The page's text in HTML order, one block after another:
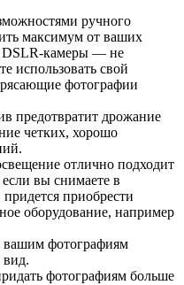
ручного
максимум от ваших
DSLR-камеры — не
использовать свой
фотографии
предотвратит дрожание
четких, хорошо
отлично подходит
вы снимаете в
приобрести
оборудование, например
фотографиям
фотографиям больше